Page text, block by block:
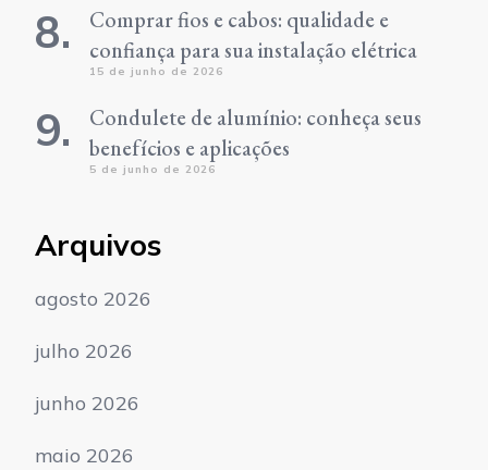
Comprar fios e cabos: qualidade e
confiança para sua instalação elétrica
15 de junho de 2026
Condulete de alumínio: conheça seus
benefícios e aplicações
5 de junho de 2026
Arquivos
agosto 2026
julho 2026
junho 2026
maio 2026